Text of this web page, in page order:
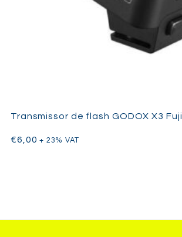
Transmissor de flash GODOX X3 Fuji
€6,00 + 23% VAT